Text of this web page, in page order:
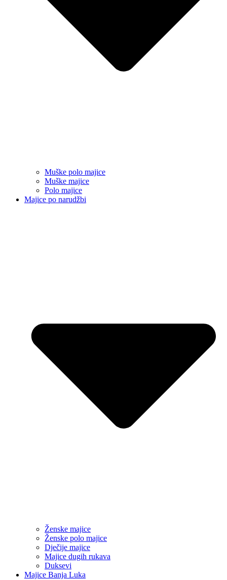
Muške polo majice
Muške majice
Polo majice
Majice po narudžbi
Ženske majice
Ženske polo majice
Dječije majice
Majice dugih rukava
Duksevi
Majice Banja Luka